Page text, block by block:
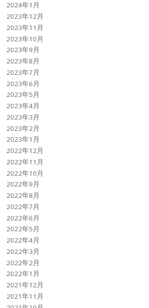
2024年1月
2023年12月
2023年11月
2023年10月
2023年9月
2023年8月
2023年7月
2023年6月
2023年5月
2023年4月
2023年3月
2023年2月
2023年1月
2022年12月
2022年11月
2022年10月
2022年9月
2022年8月
2022年7月
2022年6月
2022年5月
2022年4月
2022年3月
2022年2月
2022年1月
2021年12月
2021年11月